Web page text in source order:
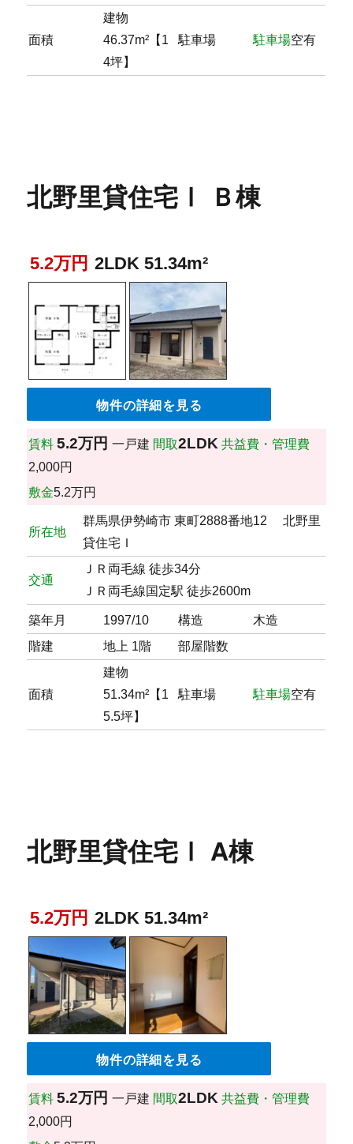
面積
建物
46.37m²【1
4坪】
駐車場 駐車場空有
北野里貸住宅Ⅰ Ｂ棟
5.2万円 2LDK 51.34m²
物件の詳細を見る
賃料 5.2万円一戸建 間取2LDK 共益費・管理費
2,000円
敷金5.2万円
所在地
群馬県伊勢崎市 東町2888番地12 北野里
貸住宅Ｉ
交通
ＪＲ両毛線 徒歩34分
ＪＲ両毛線国定駅 徒歩2600m
築年月 1997/10 構造
木造
階建
地上 1階 部屋階数
面積
建物
51.34m²【1
5.5坪】
駐車場 駐車場空有
北野里貸住宅Ⅰ A棟
5.2万円 2LDK 51.34m²
物件の詳細を見る
賃料 5.2万円一戸建 間取2LDK 共益費・管理費
2,000円